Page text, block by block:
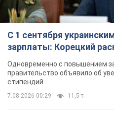
С 1 сентября
зарплаты: Корецкий
Одновременно с повышением
правительство объявило об
стипендий
7.08.2026 00:29 11,5 т.